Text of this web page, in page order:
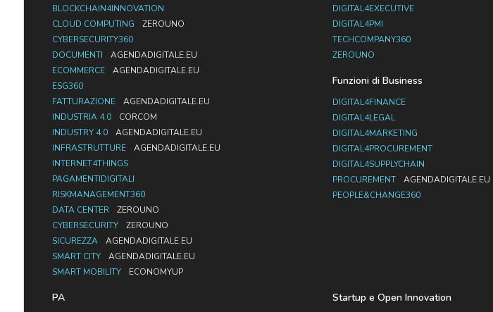
BLOCKCHAIN4INNOVATION
CLOUD COMPUTING
ZEROUNO
CYBERSECURITY360
DOCUMENTI
AGENDADIGITALE.EU
ECOMMERCE
AGENDADIGITALE.EU
ESG360
FATTURAZIONE
AGENDADIGITALE.EU
INDUSTRIA 4.0
CORCOM
INDUSTRY 4.0
AGENDADIGITALE.EU
INFRASTRUTTURE
AGENDADIGITALE.EU
INTERNET4THINGS
PAGAMENTIDIGITALI
RISKMANAGEMENT360
DATA CENTER
ZEROUNO
CYBERSECURITY
ZEROUNO
SICUREZZA
AGENDADIGITALE.EU
SMART CITY
AGENDADIGITALE.EU
SMART MOBILITY
ECONOMYUP
DIGITAL4EXECUTIVE
DIGITAL4PMI
TECHCOMPANY360
ZEROUNO
Funzioni di Business
DIGITAL4FINANCE
DIGITAL4LEGAL
DIGITAL4MARKETING
DIGITAL4PROCUREMENT
DIGITAL4SUPPLYCHAIN
PROCUREMENT
AGENDADIGITALE.EU
PEOPLE&CHANGE360
PA Startup e Open Innovation